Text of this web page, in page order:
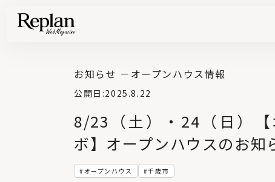
8/23（土）・24（日）【
ボ】オープンハウスのお知
お知らせ － オープンハウス情報
公開日:2025.8.22
オープンハウス 千歳市